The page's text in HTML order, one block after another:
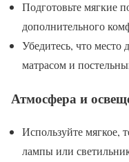
Подготовьте мягкие
дополнительного
Убедитесь, что место
матрасом и
Атмосфера и
Используйте мягкое,
лампы или